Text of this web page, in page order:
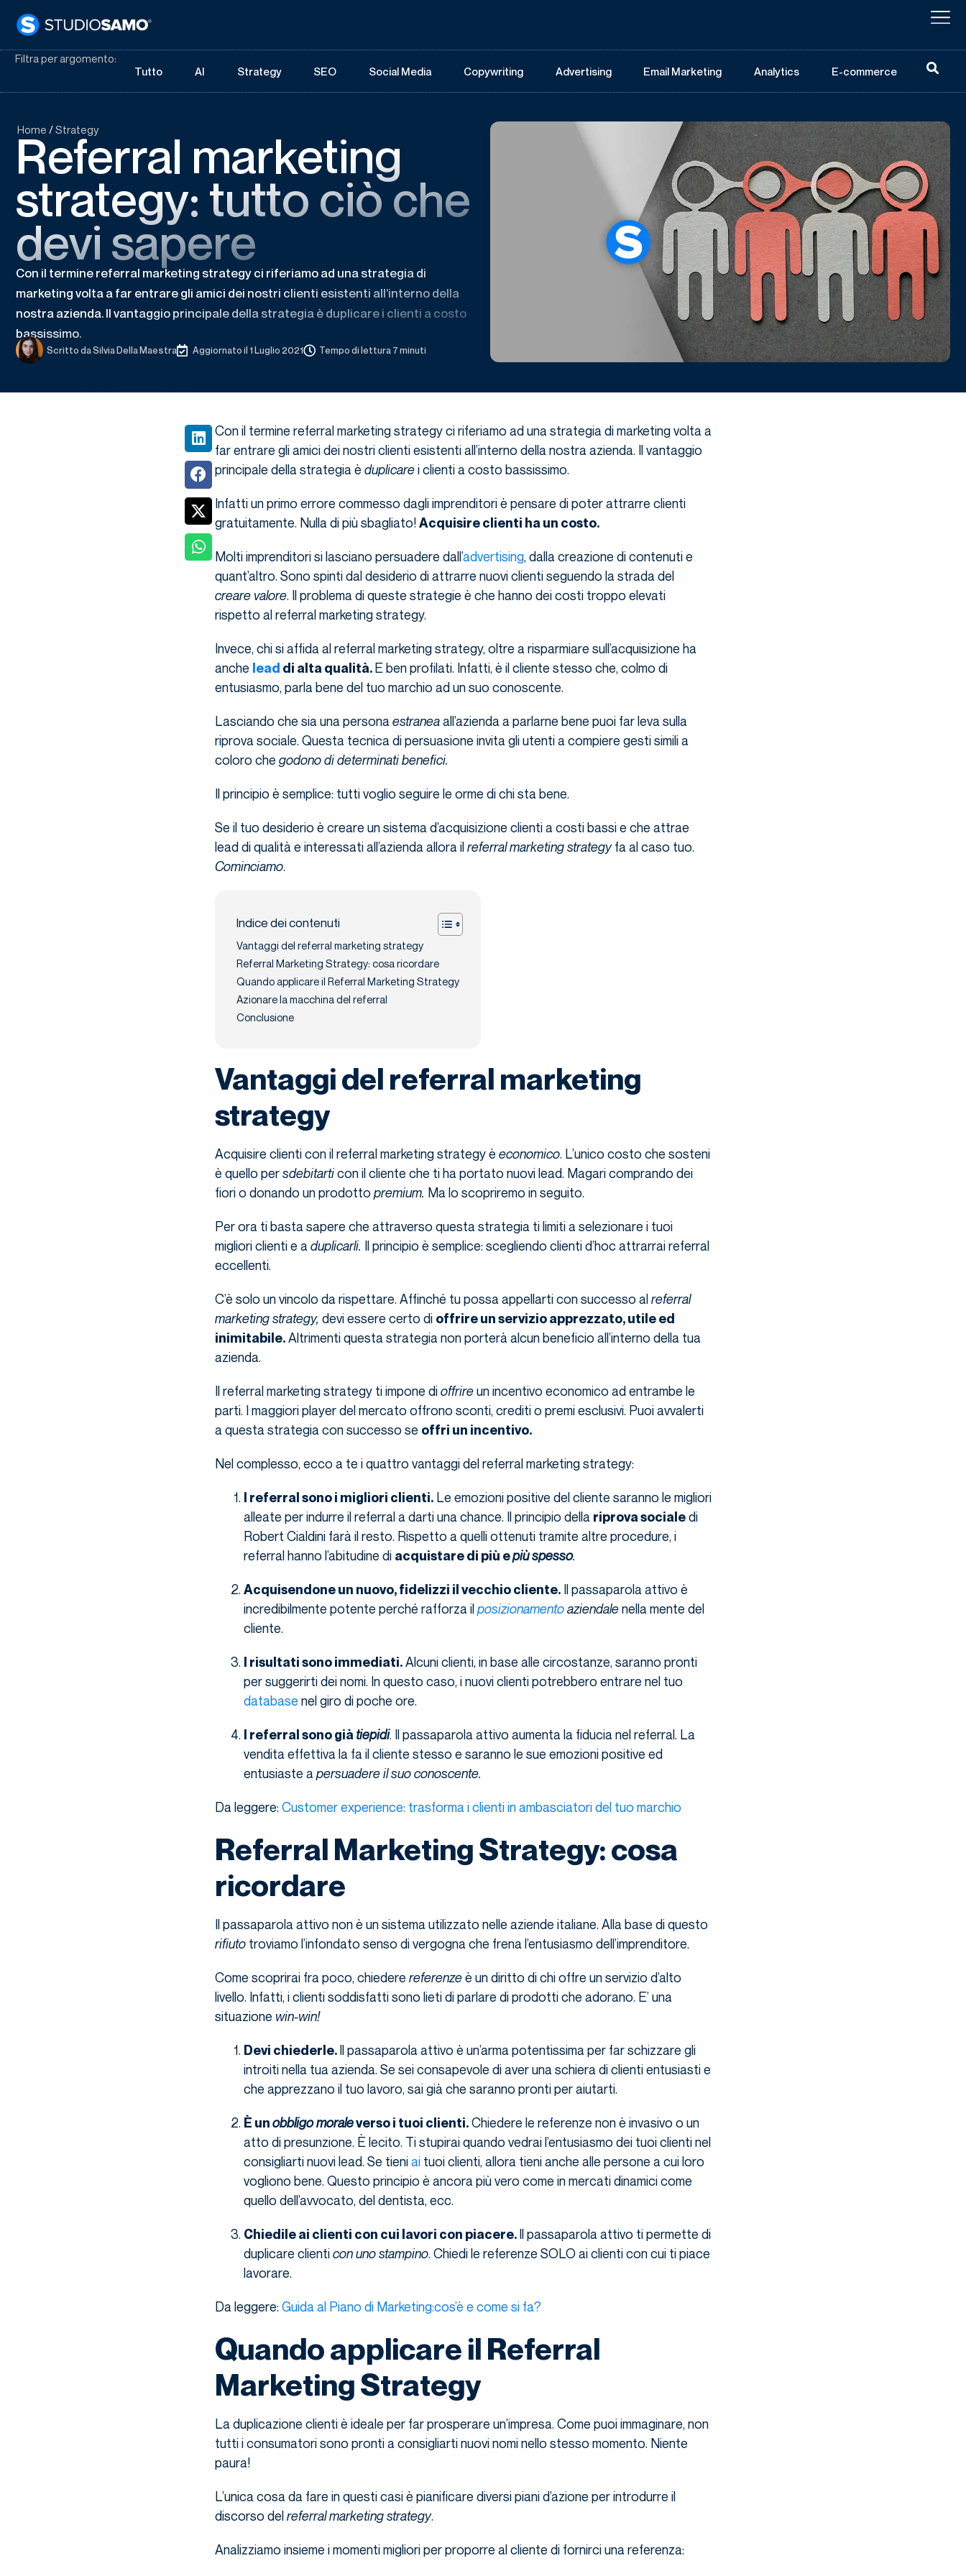
Filtra per argomento:
Tutto
AI Strategy SEO Social Media Copywriting Advertising Email Marketing Analytics E-commerce
Home /Strategy
Referral marketing
strategy: tutto ciò che
devi sapere
Con il termine referral marketing strategy ci riferiamo ad una strategia di
marketing volta a far entrare gli amici dei nostri clienti esistenti all’interno della
nostra azienda. Il vantaggio principale della strategia è duplicare i clienti a costo
bassissimo.
Scritto daSilvia Della Maestra Aggiornato il 1 Luglio 2021 Tempo di lettura 7 minuti
Con il termine referral marketing strategy ci riferiamo ad una strategia di marketing volta a
far entrare gli amici dei nostri clienti esistenti all’interno della nostra azienda. Il vantaggio
principale della strategia è duplicarei clienti a costo bassissimo.
Infatti un primo errore commesso dagli imprenditori è pensare di poter attrarre clienti
gratuitamente. Nulla di più sbagliato!Acquisire clienti ha un costo.
Molti imprenditori si lasciano persuadere dall’advertising, dalla creazione di contenuti e
quant’altro. Sono spinti dal desiderio di attrarre nuovi clienti seguendo la strada del
creare valore. Il problema di queste strategie è che hanno dei costi troppo elevati
rispetto al referral marketing strategy.
Invece, chi si affida al referral marketing strategy, oltre a risparmiare sull’acquisizione ha
anche lead di alta qualità.E ben profilati. Infatti, è il cliente stesso che, colmo di
entusiasmo, parla bene del tuo marchio ad un suo conoscente.
Lasciando che sia una persona estraneaall’azienda a parlarne bene puoi far leva sulla
riprova sociale. Questa tecnica di persuasione invita gli utenti a compiere gesti simili a
coloro che godono di determinati benefici.
Il principio è semplice: tutti voglio seguire le orme di chi sta bene.
Se il tuo desiderio è creare un sistema d’acquisizione clienti a costi bassi e che attrae
lead di qualità e interessati all’azienda allora ilreferral marketing strategyfa al caso tuo.
Cominciamo.
Indice dei contenuti
Vantaggi del referral marketing strategy
Referral Marketing Strategy: cosa ricordare
Quando applicare il Referral Marketing Strategy
Azionare la macchina del referral
Conclusione
Vantaggi del referral marketing
strategy
Acquisire clienti con il referral marketing strategy è economico. L’unico costo che sosteni
è quello persdebitarticon il cliente che ti ha portato nuovi lead. Magari comprando dei
fiori o donando un prodotto premium. Ma lo scopriremo in seguito.
Per ora ti basta sapere che attraverso questa strategia ti limiti a selezionare i tuoi
migliori clienti e a duplicarli. Il principio è semplice: scegliendo clienti d’hoc attrarrai referral
eccellenti.
C’è solo un vincolo da rispettare. Affinché tu possa appellarti con successo alreferral
marketing strategy, devi essere certo di offrire un servizio apprezzato, utile ed
inimitabile.Altrimenti questa strategia non porterà alcun beneficio all’interno della tua
azienda.
Il referral marketing strategy ti impone dioffrireun incentivo economico ad entrambe le
parti. I maggiori player del mercato offrono sconti, crediti o premi esclusivi. Puoi avvalerti
a questa strategia con successo se offri un incentivo.
Nel complesso, ecco a te i quattro vantaggi del referral marketing strategy:
I referral sono i migliori clienti.Le emozioni positive del cliente saranno le migliori
alleate per indurre il referral a darti una chance. Il principio della riprova socialedi
Robert Cialdini farà il resto. Rispetto a quelli ottenuti tramite altre procedure, i
referral hanno l’abitudine di acquistare di più epiù spesso.
Acquisendone un nuovo, fidelizzi il vecchio cliente.Il passaparola attivo è
incredibilmente potente perché rafforza ilposizionamentoaziendalenella mente del
cliente.
I risultati sono immediati.Alcuni clienti, in base alle circostanze, saranno pronti
per suggerirti dei nomi. In questo caso, i nuovi clienti potrebbero entrare nel tuo
database nel giro di poche ore.
I referral sono già tiepidi. Il passaparola attivo aumenta la fiducia nel referral. La
vendita effettiva la fa il cliente stesso e saranno le sue emozioni positive ed
entusiaste a persuadere il suo conoscente.
Da leggere: Customer experience: trasforma i clienti in ambasciatori del tuo marchio
Referral Marketing Strategy: cosa
ricordare
Il passaparola attivo non è un sistema utilizzato nelle aziende italiane. Alla base di questo
rifiutotroviamo l’infondato senso di vergogna che frena l’entusiasmo dell’imprenditore.
Come scoprirai fra poco, chiedere referenzeè un diritto di chi offre un servizio d’alto
livello. Infatti, i clienti soddisfatti sono lieti di parlare di prodotti che adorano. E’ una
situazione win-win!
Devi chiederle.Il passaparola attivo è un’arma potentissima per far schizzare gli
introiti nella tua azienda. Se sei consapevole di aver una schiera di clienti entusiasti e
che apprezzano il tuo lavoro, sai già che saranno pronti per aiutarti.
È unobbligo moraleverso i tuoi clienti.Chiedere le referenze non è invasivo o un
atto di presunzione. È lecito. Ti stupirai quando vedrai l’entusiasmo dei tuoi clienti nel
consigliarti nuovi lead. Se tieniaituoi clienti, allora tieni anche alle persone a cui loro
vogliono bene. Questo principio è ancora più vero come in mercati dinamici come
quello dell’avvocato, del dentista, ecc.
Chiedile ai clienti con cui lavori con piacere.Il passaparola attivo ti permette di
duplicare clienticon uno stampino. Chiedi le referenze SOLO ai clienti con cui ti piace
lavorare.
Da leggere: Guida al Piano di Marketing:cos’è e come si fa?
Quando applicare il Referral
Marketing Strategy
La duplicazione clienti è ideale per far prosperare un’impresa. Come puoi immaginare, non
tutti i consumatori sono pronti a consigliarti nuovi nomi nello stesso momento. Niente
paura!
L’unica cosa da fare in questi casi è pianificare diversi piani d’azione per introdurre il
discorso delreferral marketing strategy.
Analizziamo insieme i momenti migliori per proporre al cliente di fornirci una referenza: